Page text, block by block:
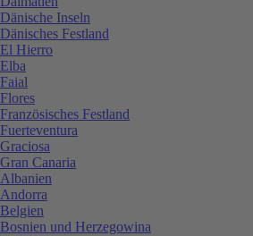
Dänische Inseln
Dänisches Festland
El Hierro
Elba
Faial
Flores
Französisches Festland
Fuerteventura
Graciosa
Gran Canaria
Albanien
Andorra
Belgien
Bosnien und Herzegowina